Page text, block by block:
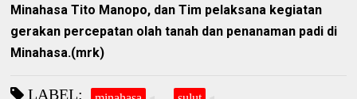
Minahasa Tito Manopo, dan Tim pelaksana kegiatan
gerakan percepatan olah tanah dan penanaman padi di
Minahasa.(mrk)
LABEL: